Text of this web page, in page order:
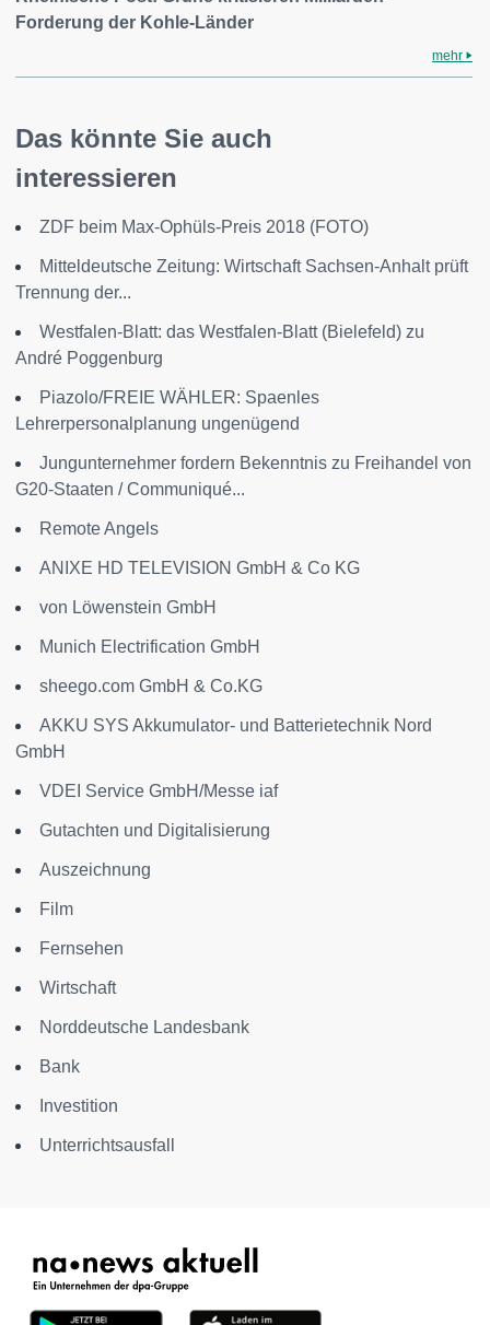
Forderung der Kohle-Länder
mehr
Das könnte Sie auch
interessieren
ZDF beim Max-Ophüls-Preis 2018 (FOTO)
Mitteldeutsche Zeitung: Wirtschaft Sachsen-Anhalt prüft
Trennung der...
Westfalen-Blatt: das Westfalen-Blatt (Bielefeld) zu
André Poggenburg
Piazolo/FREIE WÄHLER: Spaenles
Lehrerpersonalplanung ungenügend
Jungunternehmer fordern Bekenntnis zu Freihandel von
G20-Staaten / Communiqué...
Remote Angels
ANIXE HD TELEVISION GmbH & Co KG
von Löwenstein GmbH
Munich Electrification GmbH
sheego.com GmbH & Co.KG
AKKU SYS Akkumulator- und Batterietechnik Nord
GmbH
VDEI Service GmbH/Messe iaf
Gutachten und Digitalisierung
Auszeichnung
Film
Fernsehen
Wirtschaft
Norddeutsche Landesbank
Bank
Investition
Unterrichtsausfall